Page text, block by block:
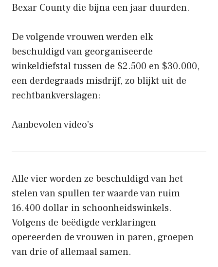
Bexar County die bijna een jaar duurden.
De volgende vrouwen werden elk
beschuldigd van georganiseerde
winkeldiefstal tussen de $2.500 en $30.000,
een derdegraads misdrijf, zo blijkt uit de
rechtbankverslagen:
Aanbevolen video’s
Alle vier worden ze beschuldigd van het
stelen van spullen ter waarde van ruim
16.400 dollar in schoonheidswinkels.
Volgens de beëdigde verklaringen
opereerden de vrouwen in paren, groepen
van drie of allemaal samen.